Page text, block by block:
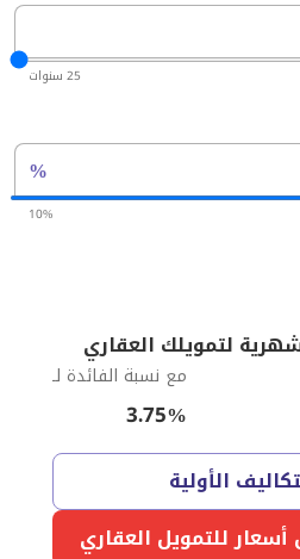
25 سنوات
%
10%
لتمويلك العقاري
مع نسبة الفائدة لـ
3.75%
الأولية
للتمويل العقاري